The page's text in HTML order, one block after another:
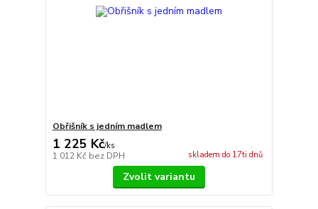
Obřišník s jedním madlem
1 225 Kč/ks
1 012 Kč bez DPH skladem do 17ti dnů
Zvolit variantu